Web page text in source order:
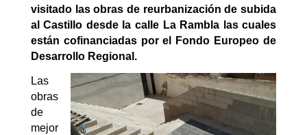
visitado las obras de reurbanización de subida
al Castillo desde la calle La Rambla las cuales
están cofinanciadas por el Fondo Europeo de
Desarrollo Regional.
Las
obras
de
mejor